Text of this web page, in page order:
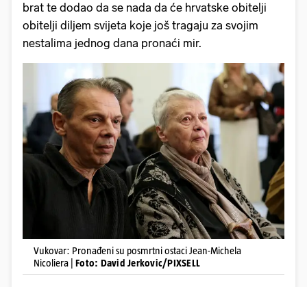
brat te dodao da se nada da će hrvatske obitelji
obitelji diljem svijeta koje još tragaju za svojim
nestalima jednog dana pronaći mir.
Vukovar: Pronađeni su posmrtni ostaci Jean-Michela
Nicoliera | Foto: David Jerkovic/PIXSELL